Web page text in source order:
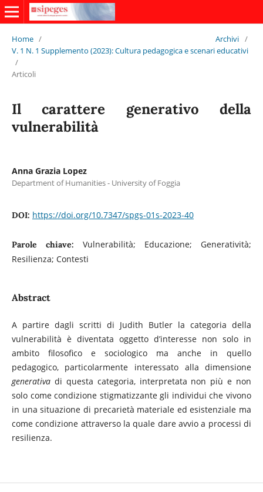
Home / Archivi /
V. 1 N. 1 Supplemento (2023): Cultura pedagogica e scenari educativi
/
Articoli
Il carattere generativo della
vulnerabilità
Anna Grazia Lopez
Department of Humanities - University of Foggia
DOI: https://doi.org/10.7347/spgs-01s-2023-40
Parole chiave: Vulnerabilità; Educazione; Generatività;
Resilienza; Contesti
Abstract
A partire dagli scritti di Judith Butler la categoria della
vulnerabilità è diventata oggetto d’interesse non solo in
ambito filosofico e sociologico ma anche in quello
pedagogico, particolarmente interessato alla dimensione
generativadi questa categoria, interpretata non più e non
solo come condizione stigmatizzante gli individui che vivono
in una situazione di precarietà materiale ed esistenziale ma
come condizione attraverso la quale dare avvio a processi di
resilienza.